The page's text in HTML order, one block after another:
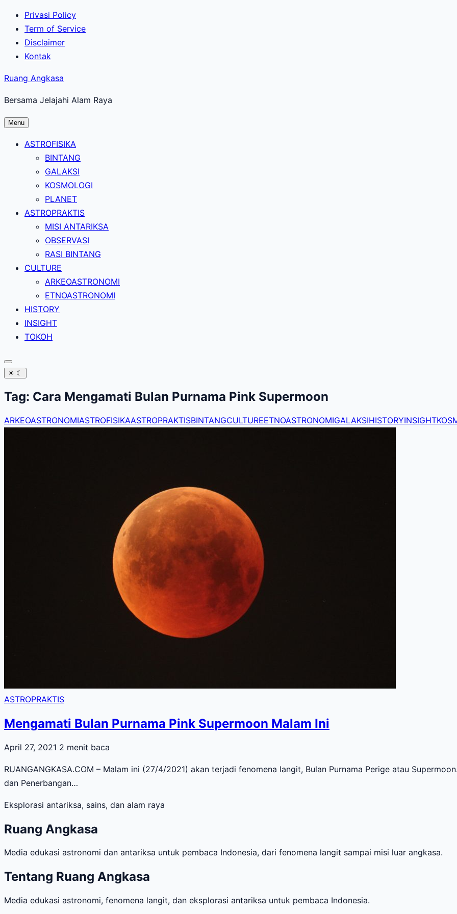
Lewati
konten
utama
Privasi Policy
Term of Service
Disclaimer
Kontak
Ruang Angkasa
Bersama Jelajahi Alam Raya
Menu
ASTROFISIKA
BINTANG
GALAKSI
KOSMOLOGI
PLANET
ASTROPRAKTIS
MISI ANTARIKSA
OBSERVASI
RASI BINTANG
CULTURE
ARKEOASTRONOMI
ETNOASTRONOMI
HISTORY
INSIGHT
TOKOH
☀ ☾
Tag: Cara Mengamati Bulan Purnama Pink Supermoon
ARKEOASTRONOMIASTROFISIKAASTROPRAKTISBINTANGCULTUREETNOASTRONOMIGALAKSIHISTORYINSIGHT
ASTROPRAKTIS
Mengamati Bulan Purnama Pink Supermoon Malam Ini
April 27, 2021 2 menit baca
RUANGANGKASA.COM – Malam ini (27/4/2021) akan terjadi fenomena langit, Bulan Purnama Perige atau
dan Penerbangan…
Eksplorasi antariksa, sains, dan alam raya
Ruang Angkasa
Media edukasi astronomi dan antariksa untuk pembaca Indonesia, dari fenomena langit sampai misi luar angkasa.
Tentang Ruang Angkasa
Media edukasi astronomi, fenomena langit, dan eksplorasi antariksa untuk pembaca Indonesia.